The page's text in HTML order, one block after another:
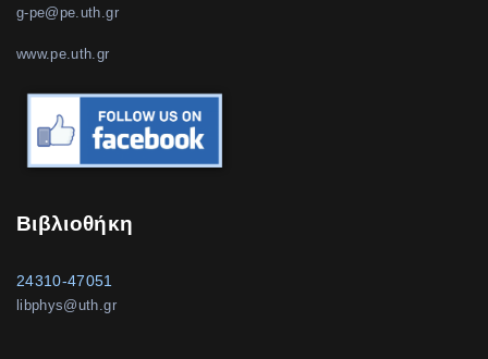
g-pe@pe.uth.gr
www.pe.uth.gr
Βιβλιοθήκη
24310-47051
libphys@uth.gr